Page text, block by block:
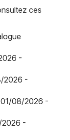
ces
-
2026 -
08/2026 -
2026 -